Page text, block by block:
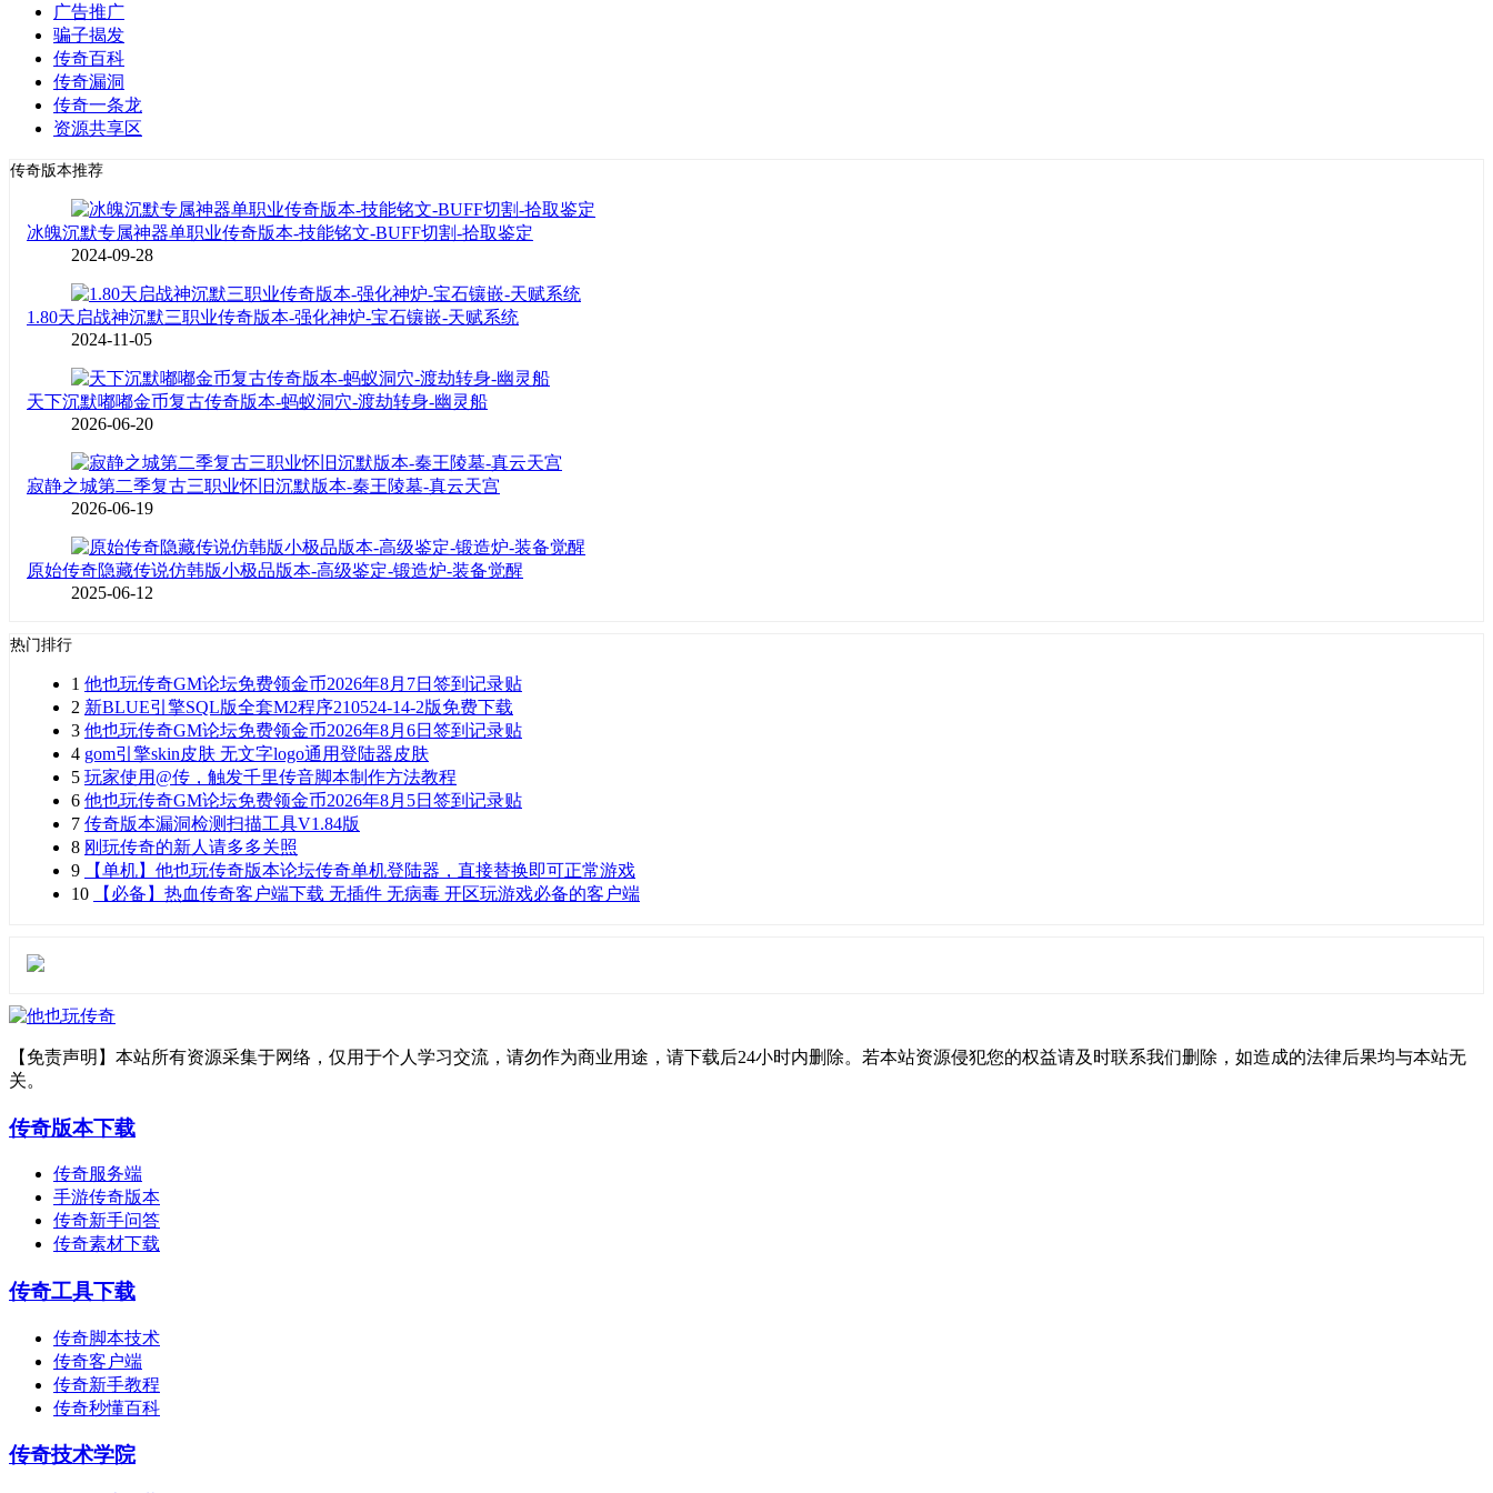
广告推广
骗子揭发
传奇百科
传奇漏洞
传奇一条龙
资源共享区
传奇版本推荐
冰魄沉默专属神器单职业传奇版本-技能铭文-BUFF切割-拾取鉴定
2024-09-28
1.80天启战神沉默三职业传奇版本-强化神炉-宝石镶嵌-天赋系统
2024-11-05
天下沉默嘟嘟金币复古传奇版本-蚂蚁洞穴-渡劫转身-幽灵船
2026-06-20
寂静之城第二季复古三职业怀旧沉默版本-秦王陵墓-真云天宫
2026-06-19
原始传奇隐藏传说仿韩版小极品版本-高级鉴定-锻造炉-装备觉醒
2025-06-12
热门排行
1 他也玩传奇GM论坛免费领金币2026年8月7日签到记录贴
2 新BLUE引擎SQL版全套M2程序210524-14-2版免费下载
3 他也玩传奇GM论坛免费领金币2026年8月6日签到记录贴
4 gom引擎skin皮肤 无文字logo通用登陆器皮肤
5 玩家使用@传，触发千里传音脚本制作方法教程
6 他也玩传奇GM论坛免费领金币2026年8月5日签到记录贴
7 传奇版本漏洞检测扫描工具V1.84版
8 刚玩传奇的新人请多多关照
9
【单机】他也玩传奇版本论坛传奇单机登陆器，直接替换即可正常游戏
10
【必备】热血传奇客户端下载 无插件 无病毒 开区玩游戏必备的客户端
【免责声明】本站所有资源采集于网络，仅用于个人学习交流，请勿作为商业用途，请下载后24小时内删除。若本站资源侵犯您的权益请及时联系我们删除，如造成的法律后果均与本站无
关。
传奇版本下载
传奇服务端
手游传奇版本
传奇新手问答
传奇素材下载
传奇工具下载
传奇脚本技术
传奇客户端
传奇新手教程
传奇秒懂百科
传奇技术学院